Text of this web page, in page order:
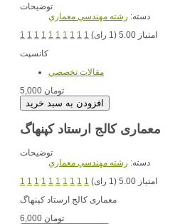
توضیحات
دسته: رشته مهندسي معماري
1 1 1 1 1 1 1 1 1 1
امتیاز 5.00 (1 رای)
مقالات تخصصي
5,000 تومان
معماری کالج ارستاد کپنهاگ
توضیحات
دسته: رشته مهندسي معماري
1 1 1 1 1 1 1 1 1 1
امتیاز 5.00 (1 رای)
معماری کالج ارستاد کپنهاگ
6,000 تومان